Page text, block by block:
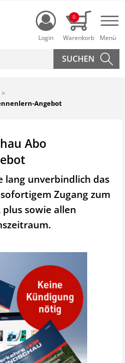
Login
0
Angebot
Abo
lang unverbindlich das
Zugang zum
plus sowie allen